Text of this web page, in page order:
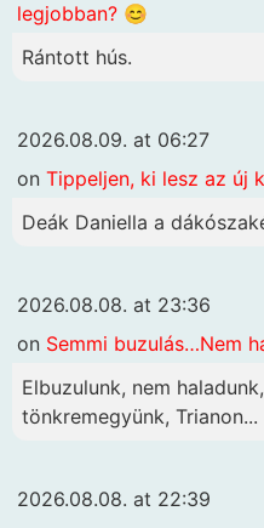
legjobban? 😊
Rántott hús.
2026.08.09. at 06:27
on Tippeljen, ki lesz az új
Deák Daniella a
2026.08.08. at 23:36
on Semmi buzulás…Nem
Elbuzulunk, nem
tönkremegyünk, Trianon...
2026.08.08. at 22:39